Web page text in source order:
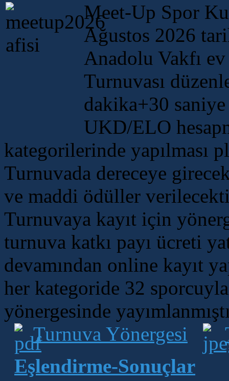
Meet-Up Spor
Ağustos 2026
Anadolu Vakfı
Turnuvası
dakika+30
UKD/ELO
kategorilerinde yapılması
Turnuvada dereceye
ve maddi ödüller
Turnuvaya kayıt için
turnuva katkı payı ücreti
devamından online kayıt
her kategoride 32
yönergesinde
Turnuva Yönergesi
Eşlendirme-Sonuçlar